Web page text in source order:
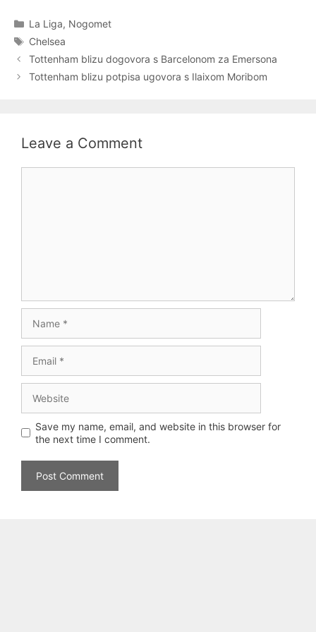
Categories
La Liga, Nogomet
Tags
Chelsea
Tottenham blizu dogovora s Barcelonom za Emersona
Tottenham blizu potpisa ugovora s Ilaixom Moribom
Leave a Comment
Save my name, email, and website in this browser for
the next time I comment.